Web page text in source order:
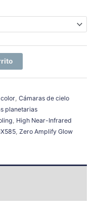
Cámaras de cielo
planetarias
High Near-Infrared
Zero Amplify Glow